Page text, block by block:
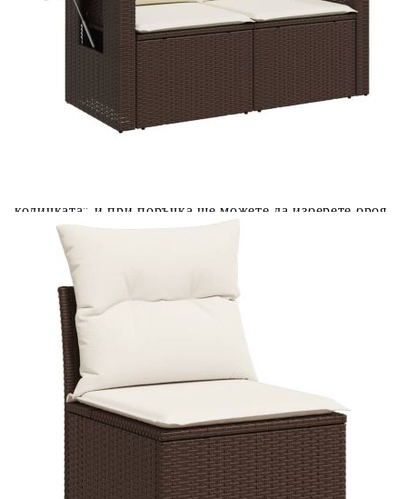
Acest tabel are caracter informativ. Adăugați produsul în
coșul de cumpărături unde veți putea selecta detaliile
cererii de creditare.
Предоставената таблица е с информационна цел.
Добавете продукта в количката си с бутона "Добави в
количката" и при поръчка ще можете да изберете броя
количката" и при поръчка ще можете да изберете броя
вноски на кредита.
Предоставената таблица е с информационна цел.
Добавете продукта в количката си с бутона "Добави в
количката" и при поръчка ще можете да изберете броя
вноски на кредита.
Предоставената таблица е с информационна цел.
Добавете продукта в количката си с бутона "Добави в
количката" и при поръчка ще можете да изберете броя
вноски на кредита.
Когато плащате с NewPay, всъщност NewPay плаща
поръчката Ви вместо Вас. Вие я получавате и
разполагате с три начина да я платите към тях:
Отложено до 30 дни от момента на изпращане на